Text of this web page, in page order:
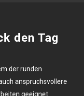
den Tag
der runden
anspruchsvollere
geeignet.